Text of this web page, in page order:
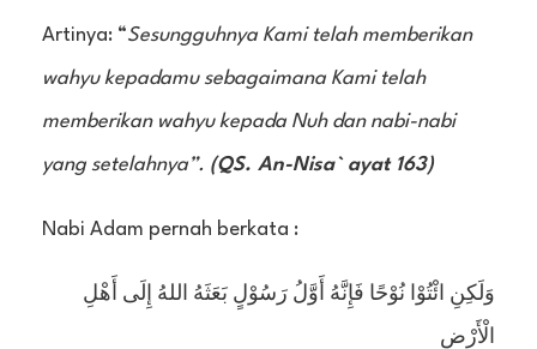
Artinya: “Sesungguhnya Kami telah memberikan
wahyu kepadamu sebagaimana Kami telah
memberikan wahyu kepada Nuh dan nabi-nabi
yang setelahnya”. (QS. An-Nisa` ayat 163)
Nabi Adam pernah berkata :
وَلَكِنِ ائْتُوْا نُوْحًا فَإِنَّهُ أَوَّلُ رَسُوْلٍ بَعَثَهُ اللهُ إِلَى أَهْلِ
الْأَرْضِ